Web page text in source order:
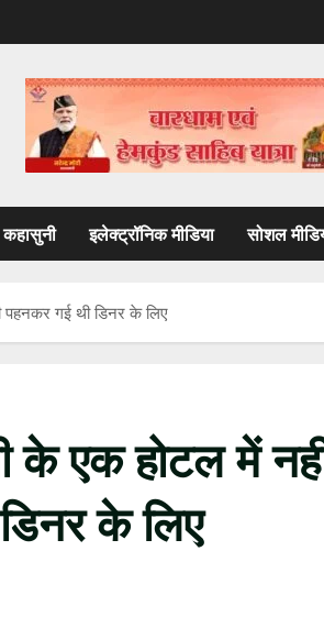
कहासुनी इलेक्ट्रॉनिक मीडिया सोशल
पहनकर गई थी डिनर के लिए
के एक होटल में
के लिए